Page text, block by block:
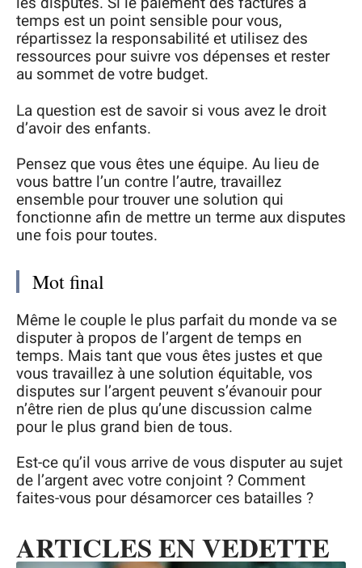
temps est un point sensible pour vous,
répartissez la responsabilité et utilisez des
ressources pour suivre vos dépenses et rester
au sommet de votre budget.
La question est de savoir si vous avez le droit
d’avoir des enfants.
Pensez que vous êtes une équipe. Au lieu de
vous battre l’un contre l’autre, travaillez
ensemble pour trouver une solution qui
fonctionne afin de mettre un terme aux disputes
une fois pour toutes.
Mot final
Même le couple le plus parfait du monde va se
disputer à propos de l’argent de temps en
temps. Mais tant que vous êtes justes et que
vous travaillez à une solution équitable, vos
disputes sur l’argent peuvent s’évanouir pour
n’être rien de plus qu’une discussion calme
pour le plus grand bien de tous.
Est-ce qu’il vous arrive de vous disputer au sujet
de l’argent avec votre conjoint ? Comment
faites-vous pour désamorcer ces batailles ?
ARTICLES EN VEDETTE